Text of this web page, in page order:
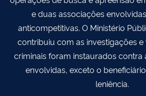
e duas associações
anticompetitivas. O Ministério
contribuiu com as investigações
criminais foram instaurados contra
envolvidas, exceto o
leniência.